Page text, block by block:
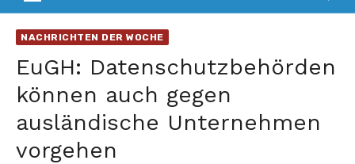
NACHRICHTEN DER WOCHE
EuGH: Datenschutzbehörden
können auch gegen
ausländische Unternehmen
vorgehen